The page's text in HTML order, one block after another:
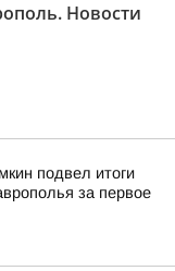
Новости
подвел итоги
за первое